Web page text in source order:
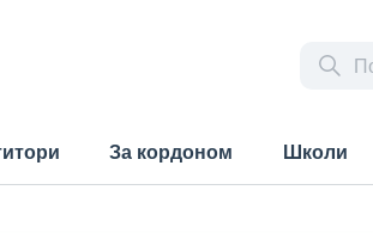
За кордоном Школи